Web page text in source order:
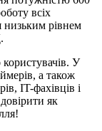
всіх
низьким рівнем
У
а також
IT-фахівців і
як